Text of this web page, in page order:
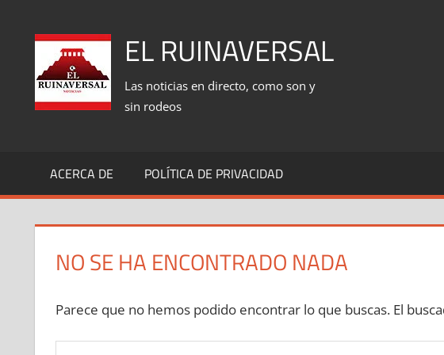
contenido
EL RUINAVERSAL
Las noticias en directo, como son y
sin rodeos
ACERCA DE POLÍTICA DE PRIVACIDAD
NO SE HA ENCONTRADO NADA
Parece que no hemos podido encontrar lo que buscas. El